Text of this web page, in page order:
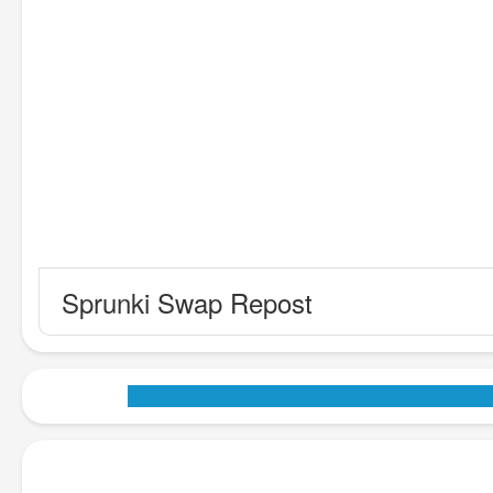
Sprunki Swap Repost